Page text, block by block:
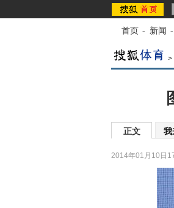
首页 - 新闻 -
>
正文 我
2014年01月10日